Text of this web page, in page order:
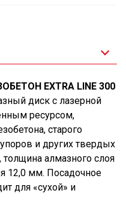
EXTRA LINE 300
диск с лазерной
ресурсом,
старого
и других твердых
алмазного слоя
12,0 мм. Посадочное
для «сухой» и